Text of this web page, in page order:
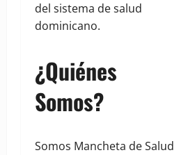
del sistema de salud
dominicano.
¿Quiénes
Somos?
Somos Mancheta de Salud